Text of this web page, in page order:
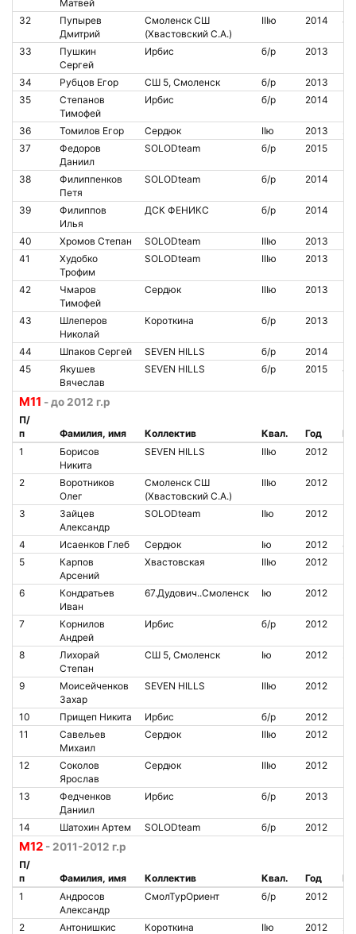
Матвей
32
Пупырев
Дмитрий
Смоленск СШ
(Хвастовский С.А.)
IIIю 2014
33
Пушкин
Сергей
Ирбис б/р 2013
34 Рубцов Егор СШ 5, Смоленск б/р
2013
35
Степанов
Тимофей
Ирбис б/р 2014
36 Томилов Егор Сердюк IIю 2013
37
Федоров
Даниил
SOLODteam б/р 2015
38
Филиппенков
Петя
SOLODteam б/р 2014
39
Филиппов
Илья
ДСК ФЕНИКС б/р 2014
40 Хромов Степан SOLODteam IIIю
2013
41
Худобко
Трофим
SOLODteam IIIю 2013
42
Чмаров
Тимофей
Сердюк IIIю 2013
43
Шлеперов
Николай
Короткина б/р 2013
44 Шпаков Сергей SEVEN HILLS б/р
2014
45
Якушев
Вячеслав
SEVEN HILLS б/р 2015
М11 - до 2012 г.р
П/
п
Фамилия, имя Коллектив Квал. Год
№
1
Борисов
Никита
SEVEN HILLS IIIю 2012
2
Воротников
Олег
Смоленск СШ
(Хвастовский С.А.)
IIIю 2012
3
Зайцев
Александр
SOLODteam IIю 2012
4 Исаенков Глеб Сердюк Iю 2012
5
Карпов
Арсений
Хвастовская IIIю 2012
6
Кондратьев
Иван
67.Дудович..Смоленск Iю 2012
7
Корнилов
Андрей
Ирбис б/р 2012
8
Лихорай
Степан
СШ 5, Смоленск Iю 2012
9
Моисейченков
Захар
SEVEN HILLS IIIю 2012
10 Прищеп Никита Ирбис б/р
2012
11
Савельев
Михаил
Сердюк IIIю 2012
12
Соколов
Ярослав
Сердюк IIIю 2012
13
Федченков
Даниил
Ирбис б/р 2013
14 Шатохин Артем SOLODteam б/р 2012
М12 - 2011-2012 г.р
П/
п
Фамилия, имя Коллектив Квал. Год
№
1
Андросов
Александр
СмолТурОриент б/р 2012
2
Антонишкис
Короткина IIю 2012